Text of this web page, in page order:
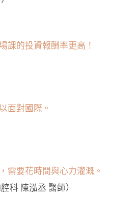
課的投資報酬率更高！
面對國際。
需要花時間與心力灌溉。
科 陳泓丞 醫師）